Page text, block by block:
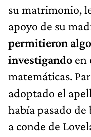
su matrimonio,
apoyo de su
permitieron
investigando en
matemáticas.
adoptado el
había pasado de
a conde de